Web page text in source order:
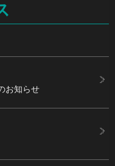
お知らせ